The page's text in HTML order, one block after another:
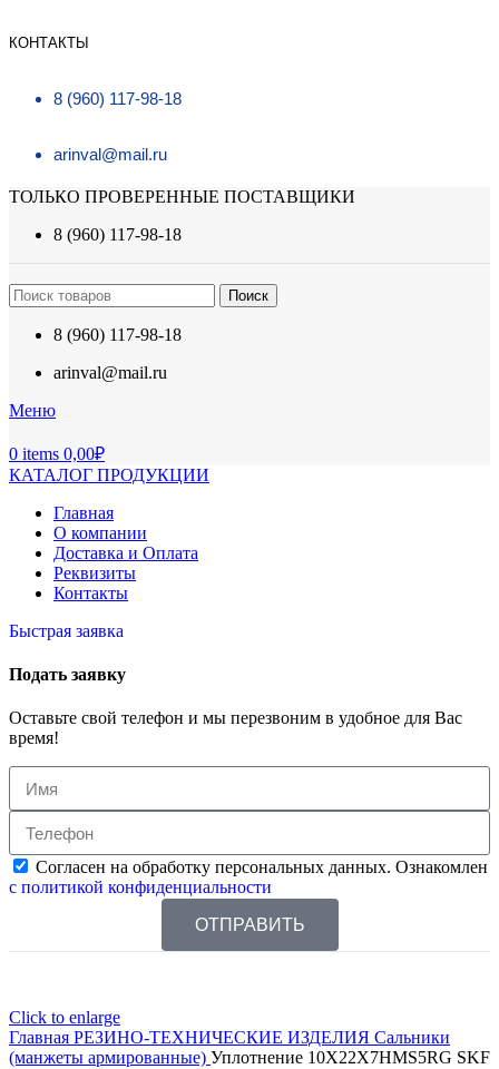
КОНТАКТЫ
8 (960) 117-98-18
arinval@mail.ru
ТОЛЬКО ПРОВЕРЕННЫЕ ПОСТАВЩИКИ
8 (960) 117-98-18
Поиск
8 (960) 117-98-18
arinval@mail.ru
Меню
0 items 0,00₽
КАТАЛОГ ПРОДУКЦИИ
Главная
О компании
Доставка и Оплата
Реквизиты
Контакты
Быстрая заявка
Подать заявку
Оставьте свой телефон и мы перезвоним в удобное для Вас
время!
Согласен на обработку персональных данных. Ознакомлен
с политикой конфиденциальности
ОТПРАВИТЬ
Click to enlarge
Главная РЕЗИНО-ТЕХНИЧЕСКИЕ ИЗДЕЛИЯ Сальники
(манжеты армированные) Уплотнение 10X22X7HMS5RG SKF